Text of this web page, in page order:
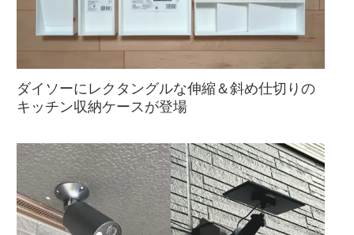
ダイソーにレクタングルな伸縮＆斜め仕切りの
キッチン収納ケースが登場